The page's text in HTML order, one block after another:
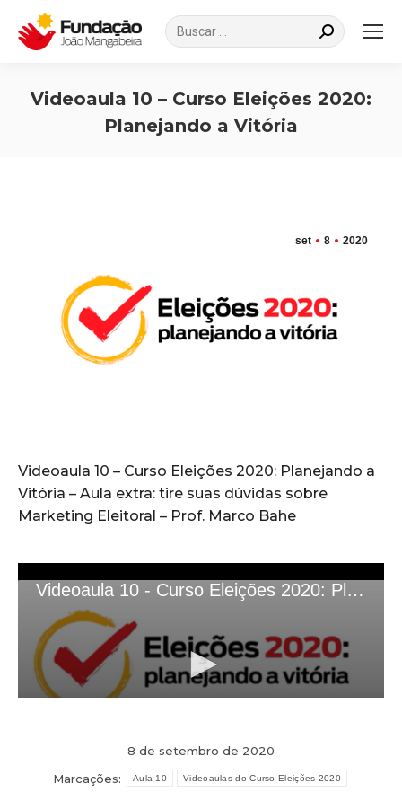
Search:
Videoaula 10 – Curso Eleições 2020:
Planejando a Vitória
set 8 2020
Videoaula 10 – Curso Eleições 2020: Planejando a
Vitória – Aula extra: tire suas dúvidas sobre
Marketing Eleitoral – Prof. Marco Bahe
8 de setembro de 2020
Marcações:
Aula 10 Videoaulas do Curso Eleições 2020